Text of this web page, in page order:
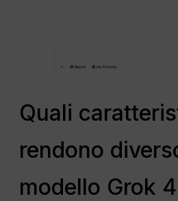
Quali
rendono
modello Grok